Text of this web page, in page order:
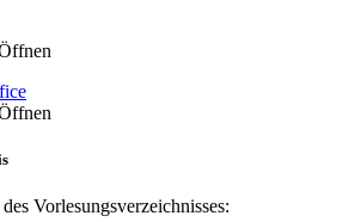
Vorlesungsverzeichnisses: